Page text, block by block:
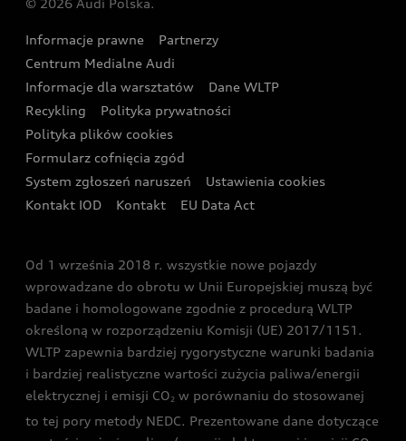
Wyszukaj najbliższego Partnera Audi
Oferta dla przedsiębiorców
Oferta dla klientów prywatnych
Kalkulator rat
Ubezpieczenie
Audi exclusive
Zasięg
Gwarancja
Akcje serwisowe Audi
Katalog online akcesoriów
Audi i Muzeum Sztuki Nowoczesnej w Warszawie
Audi driving experience
Audi quattro Cup
Audi i Puchar Świata w Skokach Narciarskich w
Zakopanem
© 2026 Audi Polska.
Informacje prawne
Partnerzy
Centrum Medialne Audi
Informacje dla warsztatów
Dane WLTP
Recykling
Polityka prywatności
Polityka plików cookies
Formularz cofnięcia zgód
System zgłoszeń naruszeń
Ustawienia cookies
Kontakt IOD
Kontakt EU Data Act
Od 1 września 2018 r. wszystkie nowe pojazdy
wprowadzane do obrotu w Unii Europejskiej muszą być
badane i homologowane zgodnie z procedurą WLTP
określoną w rozporządzeniu Komisji (UE) 2017/1151.
WLTP zapewnia bardziej rygorystyczne warunki badania
i bardziej realistyczne wartości zużycia paliwa/energii
elektrycznej i emisji CO2 w porównaniu do stosowanej
to tej pory metody NEDC. Prezentowane dane dotyczące